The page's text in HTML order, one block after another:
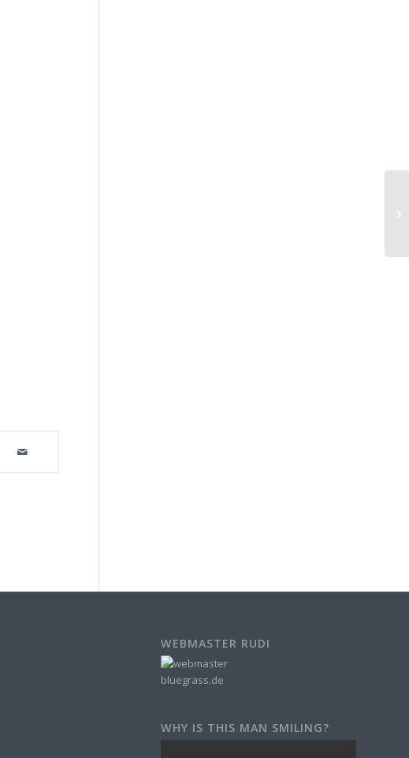
WEBMASTER RUDI
WHY IS THIS MAN SMILING?